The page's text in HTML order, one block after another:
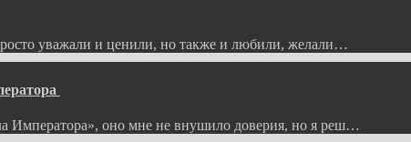
уважали и ценили, но также и любили, желали…
Императора», оно мне не внушило доверия, но я реш…